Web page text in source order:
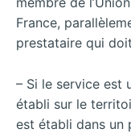
France,
prestataire qui
– Si le service est
établi sur le
est établi dans un